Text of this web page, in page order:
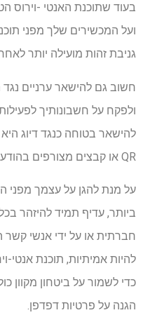
בעוד שתוכנת האנטי -וירוס
ועל המכשירים שלך מפני
גניבת זהות מועילה יותר
חשוב גם להישאר ערניים
ולפקח על חשבונותיך
להישאר בטוחה כנגד דיוג
QR או קבצים מצורפים בהודעת דוא"ל או הודעה משולח לא ידוע.
על מנת להגן על עצמך מפני
ביותר, עדיף תמיד להיזהר
חברתית או על ידי אנשי קשר
להיות אמיתיות, תוכנת אנטי-
הגנה על פרטיות דפדפן.